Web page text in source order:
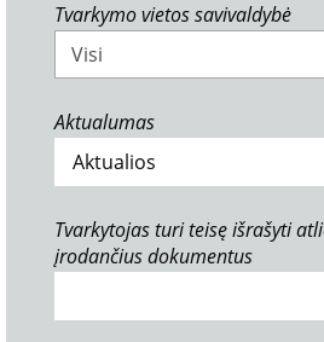
Tvarkymo vietos savivaldybė
Visi
Aktualumas
Tvarkytojas turi teisę išrašyti
įrodančius dokumentus